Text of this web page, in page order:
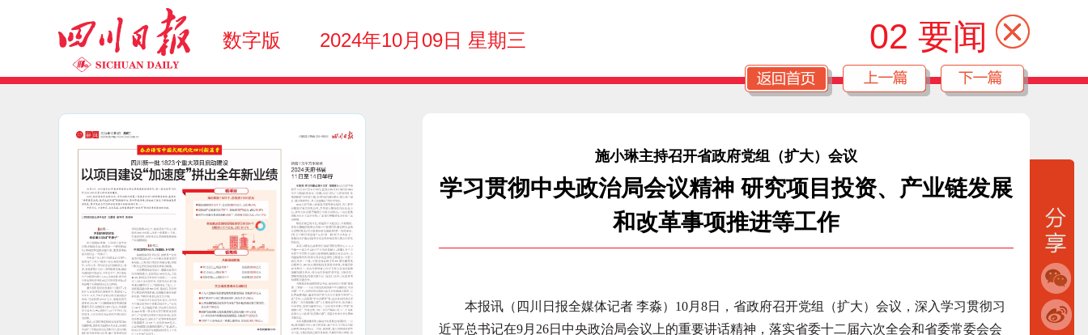
数字版 2024年10月09日 星期三 02 要闻
施小琳主持召开省政府党组（扩大）会议
学习贯彻中央政治局会议精神 研究项目投资、产业链发展
和改革事项推进等工作
本报讯（四川日报全媒体记者 李淼）10月8日，省政府召开党组（扩大）会议，深入学习贯彻习
近平总书记在9月26日中央政治局会议上的重要讲话精神，落实省委十二届六次全会和省委常委会会